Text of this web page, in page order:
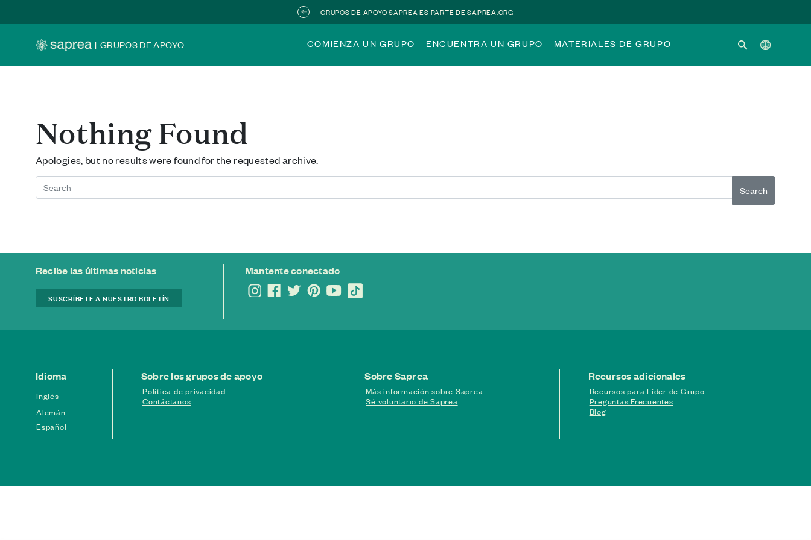
GRUPOS DE APOYO SAPREA ES PARTE DE SAPREA.ORG
| GRUPOS DE APOYO COMIENZA UN GRUPO ENCUENTRA UN GRUPO MATERIALES DE GRUPO
Nothing Found
Apologies, but no results were found for the requested archive.
Search
Recibe las últimas noticias
SUSCRÍBETE A NUESTRO BOLETÍN
Mantente conectado
Idioma
Inglés
Alemán
Español
Sobre los grupos de apoyo
Política de privacidad
Contáctanos
Sobre Saprea
Más información sobre Saprea
Sé voluntario de Saprea
Recursos adicionales
Recursos para Líder de Grupo
Preguntas Frecuentes
Blog